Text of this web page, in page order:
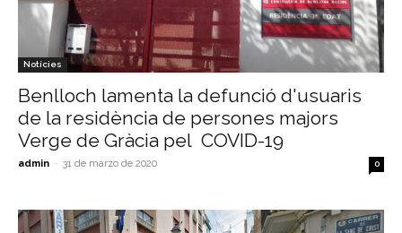
Notícies
Benlloch lamenta la defunció d'usuaris
de la residència de persones majors
Verge de Gràcia pel COVID-19
admin - 31 de marzo de 2020 0